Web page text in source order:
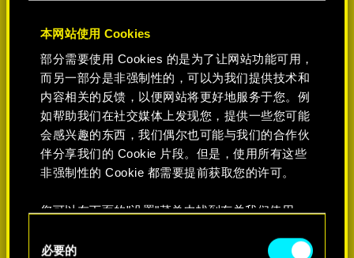
本网站使用 Cookies
部分需要使用 Cookies 的是为了让网站功能可用，
而另一部分是非强制性的，可以为我们提供技术和
内容相关的反馈，以便网站将更好地服务于您。例
如帮助我们在社交媒体上发现您，提供一些您可能
会感兴趣的东西，我们偶尔也可能与我们的合作伙
伴分享我们的 Cookie 片段。但是，使用所有这些
非强制性的 Cookie 都需要提前获取您的许可。
您可以在下面的"设置"菜单中找到有关我们使用
好。一旦您了解了其中的内容并准备好继续，请点
必要的